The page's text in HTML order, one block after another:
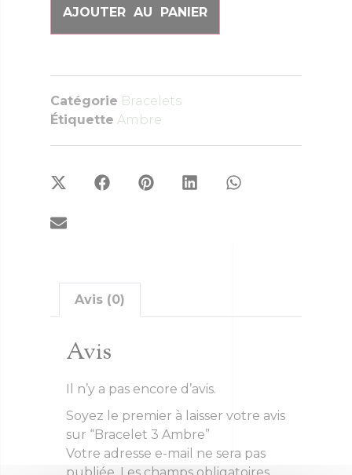
AJOUTER AU PANIER
Catégorie Bracelets
Étiquette Ambre
Avis (0)
Avis
Il n’y a pas encore d’avis.
Soyez le premier à laisser votre avis
sur “Bracelet 3 Ambre”
Votre adresse e-mail ne sera pas
publiée. Les champs obligatoires